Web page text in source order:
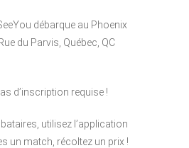
débarque au Phoenix
du Parvis, Québec, QC
d’inscription requise !
utilisez l’application
un match, récoltez un prix !